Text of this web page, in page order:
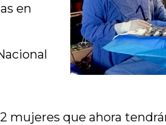
en
mujeres que ahora